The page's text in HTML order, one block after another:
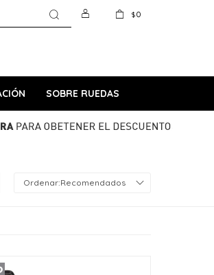
SOBRE RUEDAS
$0
Recomendados